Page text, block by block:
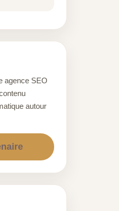
agence SEO
autour